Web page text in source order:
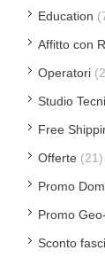
Education
Affitto con
Operatori
Studio
Free
Offerte (21)
Promo
Promo
Sconto